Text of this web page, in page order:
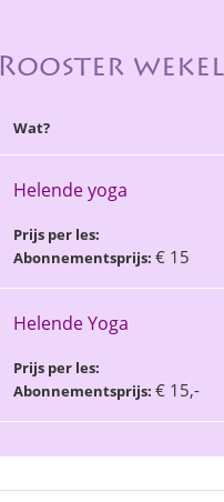
Rooster
Wat?
Helende yoga
Prijs per les:
Abonnementsprijs: € 15
Helende Yoga
Prijs per les:
Abonnementsprijs: € 15,-